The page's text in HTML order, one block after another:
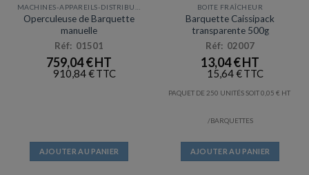
Operculeuse de Barquette
manuelle
Réf: 01501
759,04€
910,84€
AJOUTER AU PANIER
BOITE FRAÎCHEUR
Barquette Caissipack
transparente 500g
Réf: 02007
13,04€
15,64€
PAQUET DE 250 UNITÉS SOIT0,05 €
/BARQUETTES
AJOUTER AU PANIER